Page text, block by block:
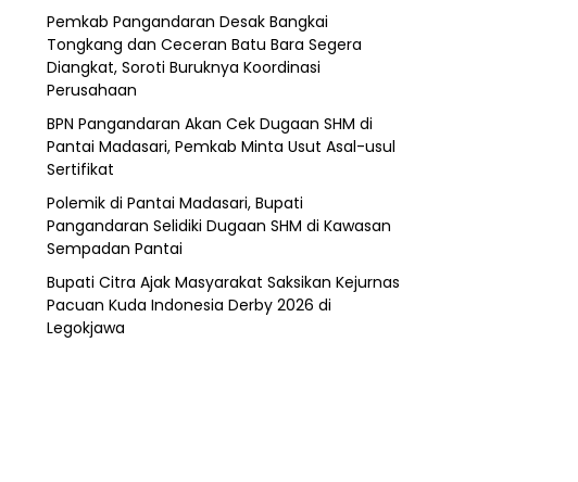
Pemkab Pangandaran Desak Bangkai
Tongkang dan Ceceran Batu Bara Segera
Diangkat, Soroti Buruknya Koordinasi
Perusahaan
BPN Pangandaran Akan Cek Dugaan SHM di
Pantai Madasari, Pemkab Minta Usut Asal-usul
Sertifikat
Polemik di Pantai Madasari, Bupati
Pangandaran Selidiki Dugaan SHM di Kawasan
Sempadan Pantai
Bupati Citra Ajak Masyarakat Saksikan Kejurnas
Pacuan Kuda Indonesia Derby 2026 di
Legokjawa